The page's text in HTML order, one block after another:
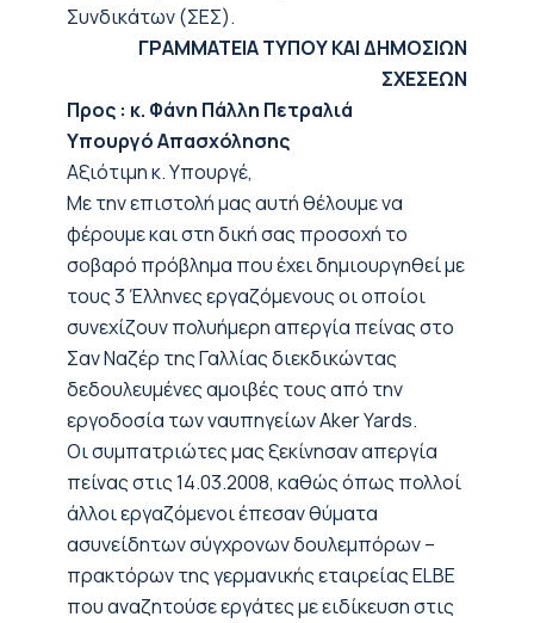
Συνδικάτων (ΣΕΣ).
ΓΡΑΜΜΑΤΕΙΑ ΤΥΠΟΥ ΚΑΙ ΔΗΜΟΣΙΩΝ
ΣΧΕΣΕΩΝ
Προς : κ. Φάνη Πάλλη Πετραλιά
Υπουργό Aπασχόλησης
Αξιότιμη κ. Υπουργέ,
Με την επιστολή μας αυτή θέλουμε να
φέρουμε και στη δική σας προσοχή το
σοβαρό πρόβλημα που έχει δημιουργηθεί με
τους 3 Έλληνες εργαζόμενους οι οποίοι
συνεχίζουν πολυήμερη απεργία πείνας στο
Σαν Ναζέρ της Γαλλίας διεκδικώντας
δεδουλευμένες αμοιβές τους από την
εργοδοσία των ναυπηγείων Aker Yards.
Οι συμπατριώτες μας ξεκίνησαν απεργία
πείνας στις 14.03.2008, καθώς όπως πολλοί
άλλοι εργαζόμενοι έπεσαν θύματα
ασυνείδητων σύγχρονων δουλεμπόρων –
πρακτόρων της γερμανικής εταιρείας ELBE
που αναζητούσε εργάτες με ειδίκευση στις